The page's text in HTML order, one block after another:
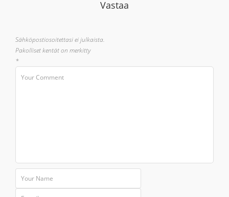
Vastaa
Sähköpostiosoitettasi ei julkaista.
Pakolliset kentät on merkitty
*